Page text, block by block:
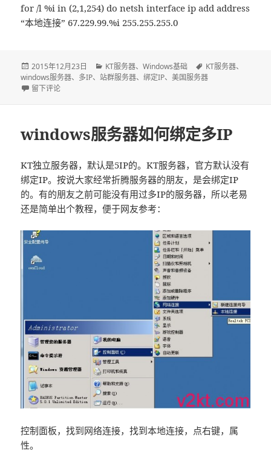
for /l %i in (2,1,254) do netsh interface ip add address
“本地连接” 67.229.99.%i 255.255.255.0
发
布
于
2015年12月23日
分
类
KT服务器、Windows基础
标
签
KT服务器、
windows服务器、 多IP、站群服务器、绑定IP、美国服务器
于windows服务器如何用命令批量绑定多IP
留下评论
windows服务器如何绑定多IP
KT独立服务器，默认是5IP的。KT服务器，官方默认没有
绑定IP。按说大家经常折腾服务器的朋友，是会绑定IP
的。有的朋友之前可能没有用过多IP的服务器，所以老易
还是简单出个教程，便于网友参考：
控制面板，找到网络连接，找到本地连接，点右键，属
性。